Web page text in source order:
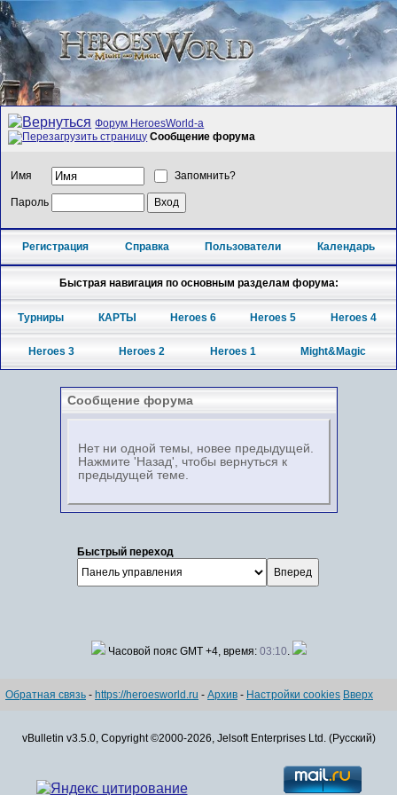
Форум HeroesWorld-а
Сообщение форума
Имя Запомнить?
Пароль
Регистрация Справка Пользователи Календарь
Быстрая навигация по основным разделам форума:
Турниры КАРТЫ Heroes 6 Heroes 5 Heroes 4
Heroes 3 Heroes 2 Heroes 1 Might&Magic
Сообщение форума
Нет ни одной темы, новее предыдущей.
Нажмите 'Назад', чтобы вернуться к
предыдущей теме.
Быстрый переход
Часовой пояс GMT +4, время: 03:10.
Обратная связь - https://heroesworld.ru - Архив - Настройки cookies Вверх
vBulletin v3.5.0, Copyright ©2000-2026, Jelsoft Enterprises Ltd. (Русский)